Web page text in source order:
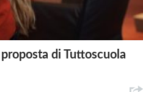
di Tuttoscuola